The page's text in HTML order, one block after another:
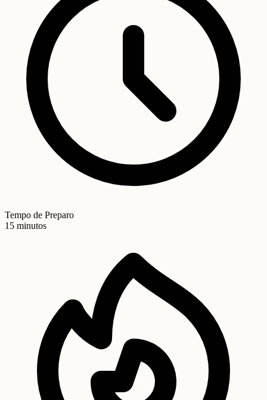
Tempo de Preparo
15 minutos